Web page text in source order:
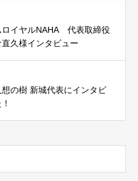
ロイヤルNAHA 代表取締役
久様インタビュー
の樹 新城代表にインタビ